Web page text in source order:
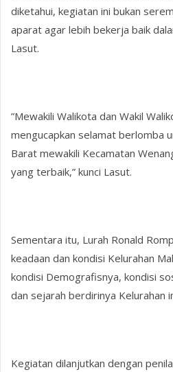
diketahui, kegiatan ini bukan
aparat agar lebih bekerja baik
Lasut.
”Mewakili Walikota dan Wakil
mengucapkan selamat berlomba
Barat mewakili Kecamatan
yang terbaik,” kunci Lasut.
Sementara itu, Lurah Ronald
keadaan dan kondisi Kelurahan
kondisi Demografisnya, kondisi
dan sejarah berdirinya Kelurahan
Kegiatan dilanjutkan dengan